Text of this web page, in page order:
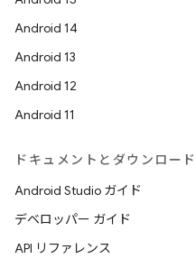
Android 14
Android 13
Android 12
Android 11
ドキュメントとダウンロード
Android Studio ガイド
デベロッパー ガイド
API リファレンス